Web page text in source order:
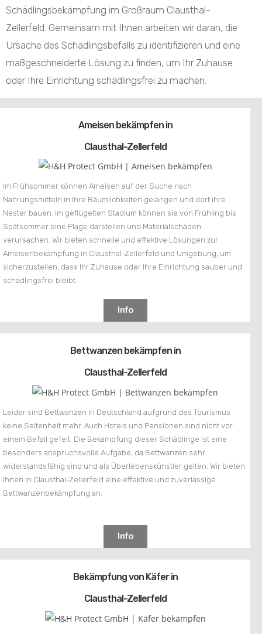
Schädlingsbekämpfung im Großraum Clausthal-
Zellerfeld. Gemeinsam mit Ihnen arbeiten wir daran, die
Ursache des Schädlingsbefalls zu identifizieren und eine
maßgeschneiderte Lösung zu finden, um Ihr Zuhause
oder Ihre Einrichtung schädlingsfrei zu machen.
Ameisen bekämpfen in
Clausthal-Zellerfeld
Im Frühsommer können Ameisen auf der Suche nach
Nahrungsmitteln in Ihre Räumlichkeiten gelangen und dort ihre
Nester bauen. Im geflügelten Stadium können sie von Frühling bis
Spätsommer eine Plage darstellen und Materialschäden
verursachen. Wir bieten schnelle und effektive Lösungen zur
Ameisenbekämpfung in Clausthal-Zellerfeld und Umgebung, um
sicherzustellen, dass Ihr Zuhause oder Ihre Einrichtung sauber und
schädlingsfrei bleibt.
Info
Bettwanzen bekämpfen in
Clausthal-Zellerfeld
Leider sind Bettwanzen in Deutschland aufgrund des Tourismus
keine Seltenheit mehr. Auch Hotels und Pensionen sind nicht vor
einem Befall gefeit. Die Bekämpfung dieser Schädlinge ist eine
besonders anspruchsvolle Aufgabe, da Bettwanzen sehr
widerstandsfähig sind und als Überlebenskünstler gelten. Wir bieten
Ihnen in Clausthal-Zellerfeld eine effektive und zuverlässige
Bettwanzenbekämpfung an.
Info
Bekämpfung von Käfer in
Clausthal-Zellerfeld